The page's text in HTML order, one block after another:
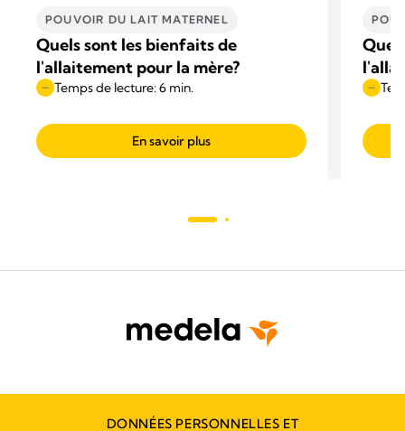
POUVOIR DU LAIT MATERNEL
Quels sont les bienfaits de
l'allaitement pour la mère?
Temps de lecture: 6 min.
En savoir plus
DONNÉES PERSONNELLES ET